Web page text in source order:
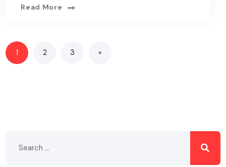
Read More
1 2 3 »